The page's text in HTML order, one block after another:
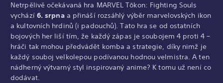
Netrpělivě očekávaná hra MARVEL Tōkon: Fighting Souls
vychází 6. srpnaa přináší rozsáhlý výběr marvelovských ikon
a kultovních hrdinů (i padouchů). Tato hra se od ostatních
bojových her liší tím, že každý zápas je soubojem 4 proti 4 –
hráči tak mohou předvádět komba a strategie, díky nimž je
každý souboj velkolepou podívanou hodnou velmistra. A ten
nádherný výtvarný styl inspirovaný anime? K tomu už není co
dodávat.